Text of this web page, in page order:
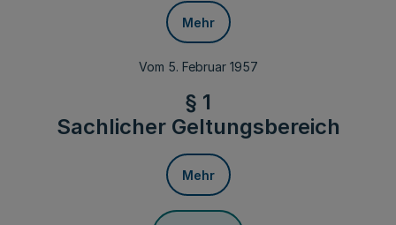
Mehr
Vom 5. Februar 1957
§ 1
Sachlicher Geltungsbereich
Mehr